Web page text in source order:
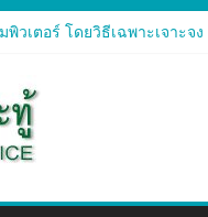
งาน โดยวิธีเฉพาะเจาะจง
วเตอร์ โดยวิธีเฉพาะเจาะจง
งาน โดยวิธีเฉพาะเจาะจง
านครัว โดยวิธีเฉพาะเจาะจง